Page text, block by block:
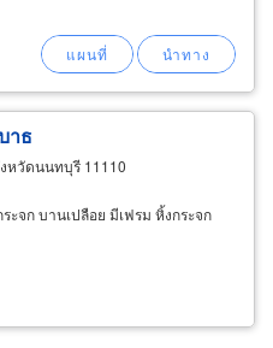
ะยะเวลา
รถทำการ
ระจกนิรภัย
าธ
หวัดนนทบุรี 11110
ะจก บานเปลือย มีเฟรม หิ้งกระจก